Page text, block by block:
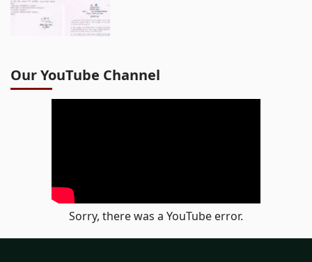
Our YouTube Channel
Sorry, there was a YouTube error.